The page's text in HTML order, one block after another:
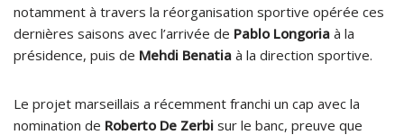
notamment à travers la réorganisation sportive opérée ces
dernières saisons avec l’arrivée de Pablo Longoria à la
présidence, puis de Mehdi Benatia à la direction sportive.
Le projet marseillais a récemment franchi un cap avec la
nomination de Roberto De Zerbi sur le banc, preuve que